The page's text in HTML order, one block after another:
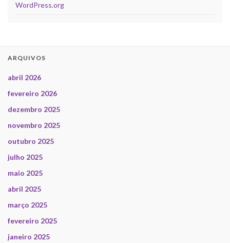
WordPress.org
ARQUIVOS
abril 2026
fevereiro 2026
dezembro 2025
novembro 2025
outubro 2025
julho 2025
maio 2025
abril 2025
março 2025
fevereiro 2025
janeiro 2025